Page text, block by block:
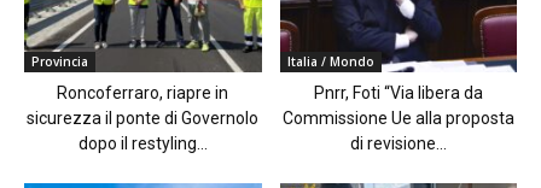
Provincia
Roncoferraro, riapre in
sicurezza il ponte di Governolo
dopo il restyling...
Italia / Mondo
Pnrr, Foti “Via libera da
Commissione Ue alla proposta
di revisione...